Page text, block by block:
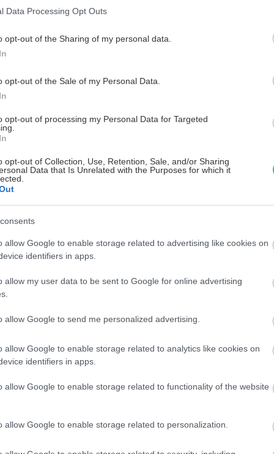
Data Processing Opt Outs
opt-out of the Sharing of my personal data.
opt-out of the Sale of my Personal Data.
opt-out of processing my Personal Data for Targeted
opt-out of Collection, Use, Retention, Sale, and/or Sharing
Data that Is Unrelated with the Purposes for which it
allow Google to enable storage related to advertising like cookies on
identifiers in apps.
allow my user data to be sent to Google for online advertising
allow Google to send me personalized advertising.
allow Google to enable storage related to analytics like cookies on
identifiers in apps.
allow Google to enable storage related to functionality of the website
allow Google to enable storage related to personalization.
slabinou.
ako všetky iné výrobky z dreva aj drevený obklad
voskovať, ba aj striekať ešte pred montážou.
novembra 2010
krásu dreva
nanesený náter chráni drevo pred
znečistením, napadnutím hubami,
poveternosti.
apríla 2010
podlahy brúsením
lakovaním
s povrchovou úpravou. Po opotrebovaní laku ho